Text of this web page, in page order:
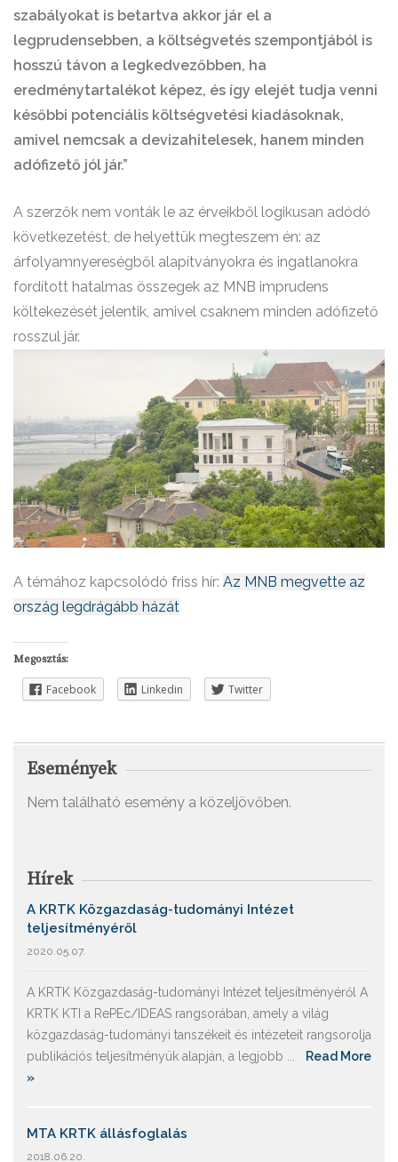
szabályokat is betartva akkor jár el a
legprudensebben, a költségvetés szempontjából is
hosszú távon a legkedvezőbben, ha
eredménytartalékot képez, és így elejét tudja venni
későbbi potenciális költségvetési kiadásoknak,
amivel nemcsak a devizahitelesek, hanem minden
adófizető jól jár.”
A szerzők nem vonták le az érveikből logikusan adódó
következetést, de helyettük megteszem én: az
árfolyamnyereségből alapítványokra és ingatlanokra
fordított hatalmas összegek az MNB imprudens
költekezését jelentik, amivel csaknem minden adófizető
rosszul jár.
A témához kapcsolódó friss hír: Az MNB megvette az
ország legdrágább házát
Megosztás:
Facebook Linkedin Twitter
Események
Nem található esemény a közeljövőben.
Hírek
A KRTK Közgazdaság-tudományi Intézet
teljesítményéről
2020.05.07.
A KRTK Közgazdaság-tudományi Intézet teljesítményéről A
KRTK KTI a RePEc/IDEAS rangsorában, amely a világ
közgazdaság-tudományi tanszékeit és intézeteit rangsorolja
publikációs teljesítményük alapján, a legjobb ...
Read More
»
MTA KRTK állásfoglalás
2018.06.20.